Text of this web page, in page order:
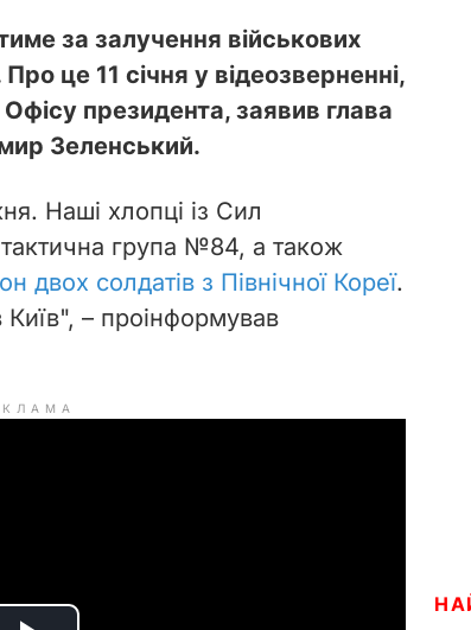
за залучення військових
це 11 січня у відеозверненні,
президента, заявив глава
Зеленський.
Наші хлопці із Сил
група №84, а також
двох солдатів з Північної Кореї.
– проінформував